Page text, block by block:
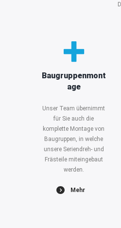
Baugruppenmont
age
Unser Team übernimmt
für Sie auch die
komplette Montage von
Baugruppen, in welche
unsere Seriendreh- und
Frästeile miteingebaut
werden.
Mehr
Mehr